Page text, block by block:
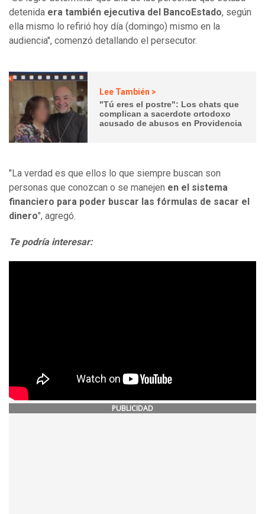
detenida era también ejecutiva del BancoEstado, según
ella mismo lo refirió hoy día (domingo) mismo en la
audiencia", comenzó detallando el persecutor.
Lee También >
"Tú eres el postre": Los chats que
complican a sacerdote ortodoxo
acusado de abusos en Providencia
"La verdad es que ellos lo que siempre buscan son
personas que conozcan o se manejen en el sistema
financiero para poder buscar las fórmulas de sacar el
dinero", agregó.
Te podría interesar:
PUBLICIDAD